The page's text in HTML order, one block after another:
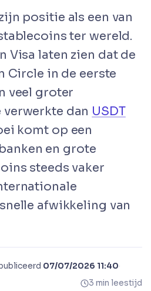
positie als een van
ter wereld.
Visa laten zien dat de
Circle in de eerste
veel groter
dan USDT
komt op een
en grote
steeds vaker
afwikkeling van
07/07/2026 11:40·
3 min leestijd